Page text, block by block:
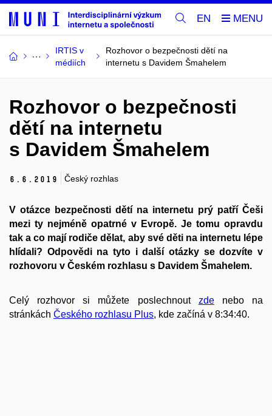
EN
IRTIS v
médiích
Rozhovor o bezpečnosti dětí na
internetu s Davidem Šmahelem
Rozhovor o bezpečnosti
dětí na internetu
s Davidem Šmahelem
6. 6. 2019 Český rozhlas
V otázce bezpečnosti dětí na internetu prý patří Češi
mezi ty nejméně opatrné v Evropě. Je tomu opravdu
tak a co mají rodiče dělat, aby své děti na internetu lépe
hlídali? Odpovědi na tyto i další otázky se dozvíte v
rozhovoru v Českém rozhlasu s Davidem Šmahelem.
Celý rozhovor si můžete poslechnout zdenebo na
stránkách Českého rozhlasu Plus, kde začíná v 8:34:40.